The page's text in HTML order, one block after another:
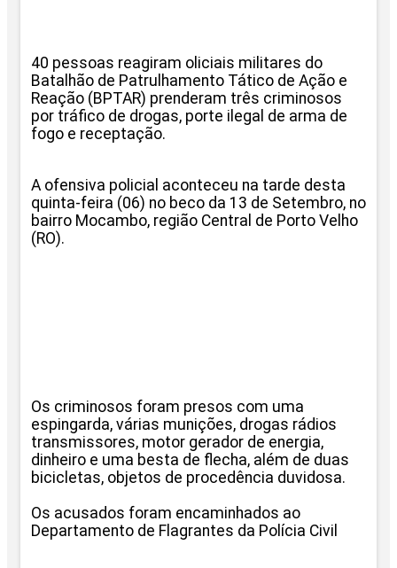
40 pessoas reagiram oliciais militares do
Batalhão de Patrulhamento Tático de Ação e
Reação (BPTAR) prenderam três criminosos
por tráfico de drogas, porte ilegal de arma de
fogo e receptação.
A ofensiva policial aconteceu na tarde desta
quinta-feira (06) no beco da 13 de Setembro, no
bairro Mocambo, região Central de Porto Velho
(RO).
Os criminosos foram presos com uma
espingarda, várias munições, drogas rádios
transmissores, motor gerador de energia,
dinheiro e uma besta de flecha, além de duas
bicicletas, objetos de procedência duvidosa.
Os acusados foram encaminhados ao
Departamento de Flagrantes da Polícia Civil